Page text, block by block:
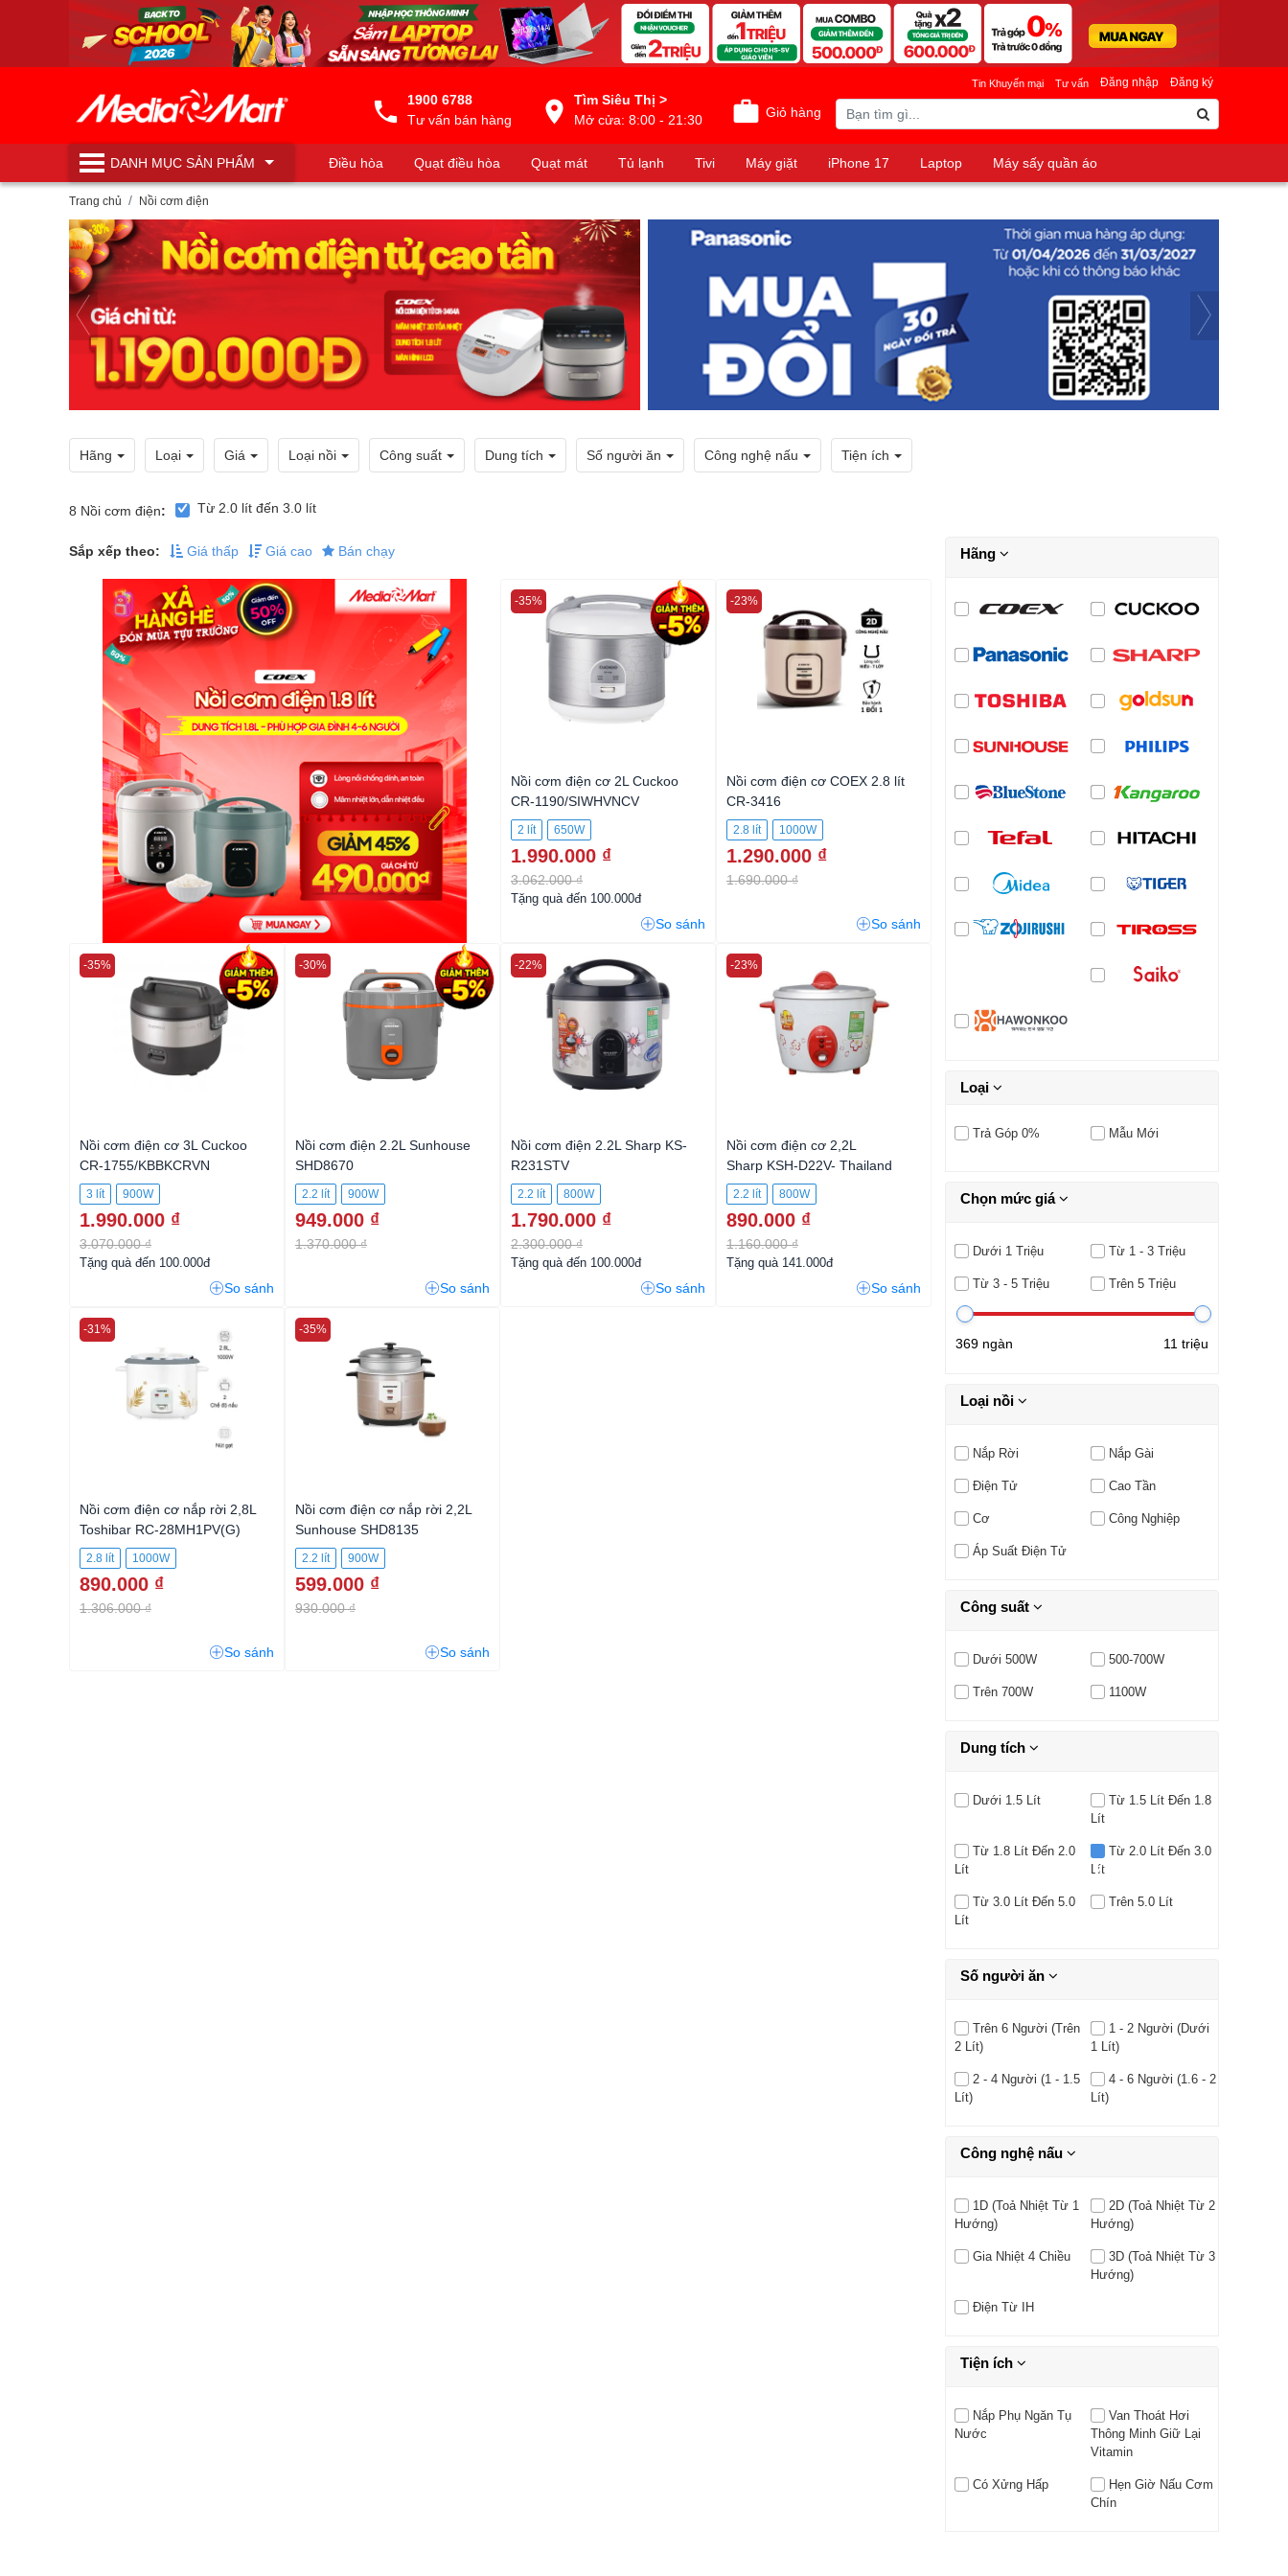
1900 6788
Tư vấn bán hàng
Tìm Siêu Thị >
Mở cửa: 8:00 - 21:30
Giỏ hàng
Đăng nhập Đăng ký
Tin Khuyến mại Tư vấn
DANH MỤCSẢN PHẨM Điều hòa Quạt điều hòa Quạt mát Tủ lạnh Tivi Máy giặt iPhone 17 Laptop
Máy sấy quần áo
Máy lọc nước
Trang chủ Nồi cơm điện
Hãng Loại Giá Loại nồi Công suất Dung tích Số người ăn Công nghệ nấu Tiện ích
8 Nồi cơm điện: Từ 2.0 lít đến 3.0 lít
Sắp xếp theo: Giá thấp Giá cao Bán chạy
Nồi cơm điện cơ 2L Cuckoo
CR-1190/SIWHVNCV
2 lít 650W
1.990.000 ₫
3.062.000 ₫
-35%
Tặng quà đến 100.000đ
So sánh
Nồi cơm điện cơ COEX 2.8 lít
CR-3416
2.8 lít 1000W
1.290.000 ₫
1.690.000 ₫
-23%
So sánh
Nồi cơm điện cơ 3L Cuckoo
CR-1755/KBBKCRVN
3 lít 900W
1.990.000 ₫
3.070.000 ₫
-35%
Tặng quà đến 100.000đ
So sánh
Nồi cơm điện 2.2L Sunhouse
SHD8670
2.2 lít 900W
949.000 ₫
1.370.000 ₫
-30%
So sánh
Nồi cơm điện 2.2L Sharp KS-
R231STV
2.2 lít 800W
1.790.000 ₫
2.300.000 ₫
-22%
Tặng quà đến 100.000đ
So sánh
Nồi cơm điện cơ 2,2L
Sharp KSH-D22V- Thailand
2.2 lít 800W
890.000 ₫
1.160.000 ₫
-23%
Tặng quà 141.000đ
So sánh
Nồi cơm điện cơ nắp rời 2,8L
Toshibar RC-28MH1PV(G)
2.8 lít 1000W
890.000 ₫
1.306.000 ₫
-31%
So sánh
Nồi cơm điện cơ nắp rời 2,2L
Sunhouse SHD8135
2.2 lít 900W
599.000 ₫
930.000 ₫
-35%
So sánh
Hãng
Loại
Trả Góp 0% Mẫu Mới
Chọn mức giá
Dưới 1 Triệu Từ 1 - 3 Triệu
Từ 3 - 5 Triệu Trên 5 Triệu
369 ngàn 11 triệu
Loại nồi
Nắp Rời Nắp Gài
Điện Tử Cao Tần
Cơ Công Nghiệp
Áp Suất Điện Tử
Công suất
Dưới 500W 500-700W
Trên 700W 1100W
Dung tích
Dưới 1.5 Lít
Từ 1.5 Lít Đến 1.8
Lít
Từ 1.8 Lít Đến 2.0
Lít
Từ 2.0 Lít Đến 3.0
Lít
Từ 3.0 Lít Đến 5.0
Lít
Trên 5.0 Lít
Số người ăn
Trên 6 Người (Trên
2 Lít)
1 - 2 Người (Dưới
1 Lít)
2 - 4 Người (1 - 1.5
Lít)
4 - 6 Người (1.6 - 2
Lít)
Công nghệ nấu
1D (Toả Nhiệt Từ 1
Hướng)
2D (Toả Nhiệt Từ 2
Hướng)
Gia Nhiệt 4 Chiều
3D (Toả Nhiệt Từ 3
Hướng)
Điện Từ IH
Tiện ích
Nắp Phụ Ngăn Tụ
Nước
Van Thoát Hơi
Thông Minh Giữ Lại
Vitamin
Có Xửng Hấp
Hẹn Giờ Nấu Cơm
Chín